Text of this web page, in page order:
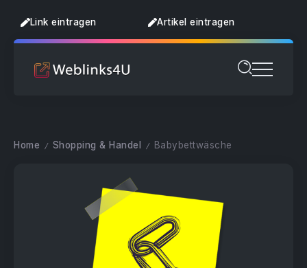
Link eintragen Artikel eintragen
Home / Shopping & Handel / Babybettwäsche